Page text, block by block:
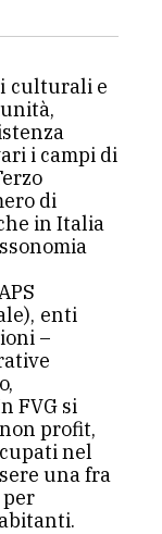
culturali e
i campi di
di
in Italia
enti
–
FVG si
profit,
nel
una fra